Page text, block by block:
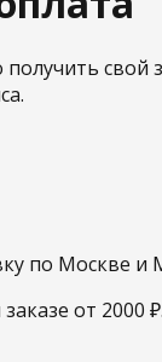
свой
по Москве и
от 2000